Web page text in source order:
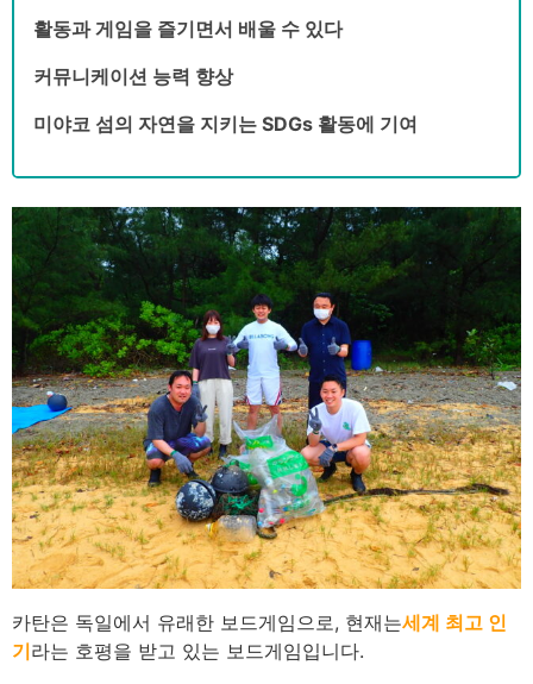
활동과 게임을 즐기면서 배울 수 있다
커뮤니케이션 능력 향상
미야코 섬의 자연을 지키는 SDGs 활동에 기여
카탄은 독일에서 유래한 보드게임으로, 현재는세계 최고 인
기라는 호평을 받고 있는 보드게임입니다.